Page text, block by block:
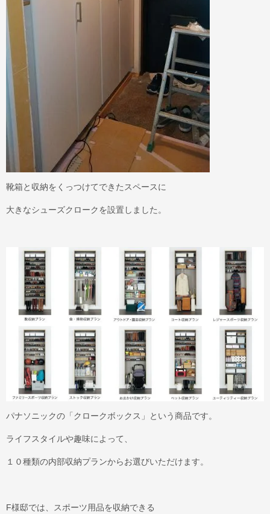
靴箱と収納をくっつけてできたスペースに
大きなシューズクロークを設置しました。
パナソニックの「クロークボックス」という商品です。
ライフスタイルや趣味によって、
１０種類の内部収納プランからお選びいただけます。
F様邸では、スポーツ用品を収納できる